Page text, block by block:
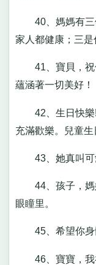
40、媽媽有三
家人都健康；三是
41、寶貝，祝
蘊涵著一切美好！
42、生日快樂!
充滿歡樂。兒童生
43、她真叫可
44、孩子，媽
眼瞳里。
45、希望你身
46、寶寶，我